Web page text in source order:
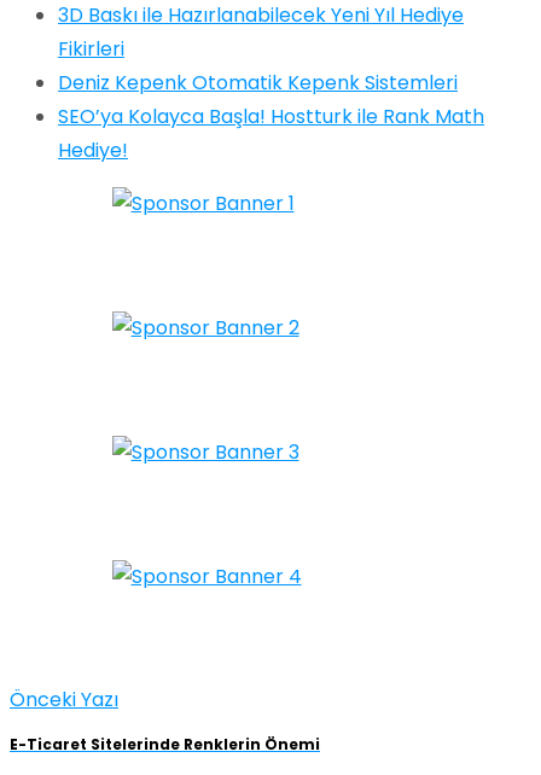
3D Baskı ile Hazırlanabilecek Yeni Yıl Hediye
Fikirleri
Deniz Kepenk Otomatik Kepenk Sistemleri
SEO’ya Kolayca Başla! Hostturk ile Rank Math
Hediye!
Önceki Yazı
E-Ticaret Sitelerinde Renklerin Önemi